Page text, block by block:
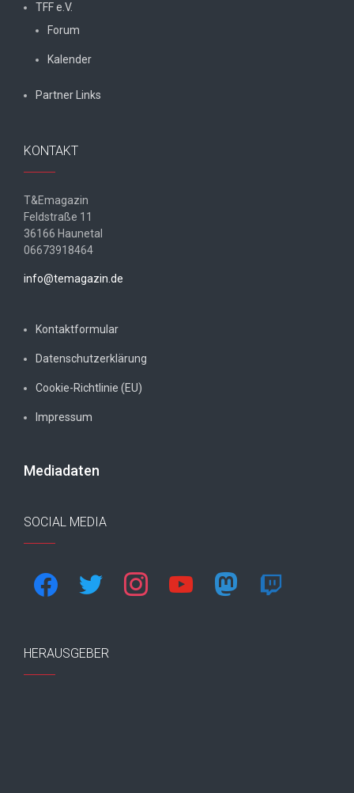
TFF e.V.
Forum
Kalender
Partner Links
KONTAKT
T&Emagazin
Feldstraße 11
36166 Haunetal
06673918464
info@temagazin.de
Kontaktformular
Datenschutzerklärung
Cookie-Richtlinie (EU)
Impressum
Mediadaten
SOCIAL MEDIA
facebook twitter instagram youtube mastodon twitch
HERAUSGEBER